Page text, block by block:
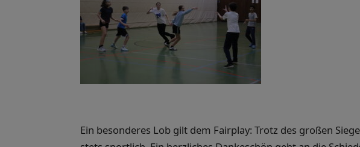
Ein besonderes Lob gilt dem Fairplay: Trotz des großen